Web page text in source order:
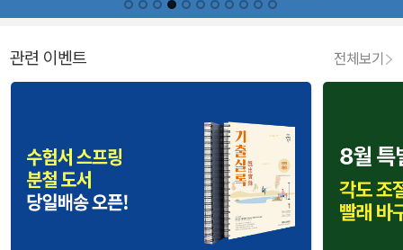
관련 이벤트 전체보기